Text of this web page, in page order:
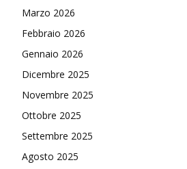
Marzo 2026
Febbraio 2026
Gennaio 2026
Dicembre 2025
Novembre 2025
Ottobre 2025
Settembre 2025
Agosto 2025